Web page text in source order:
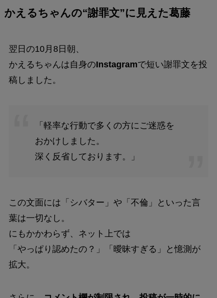
かえるちゃんの“謝罪文”に見えた葛藤
翌日の10月8日朝、
かえるちゃんは自身のInstagramで短い謝罪文を投
稿しました。
「軽率な行動で多くの方にご迷惑を
おかけしました。
深く反省しております。」
この文面には「シバター」や「不倫」といった言
葉は一切なし。
にもかかわらず、ネット上では
「やっぱり認めたの？」「曖昧すぎる」と憶測が
拡大。